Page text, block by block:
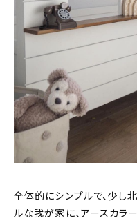
全体的にシンプルで、少し
ルな我が家に、アースカラ